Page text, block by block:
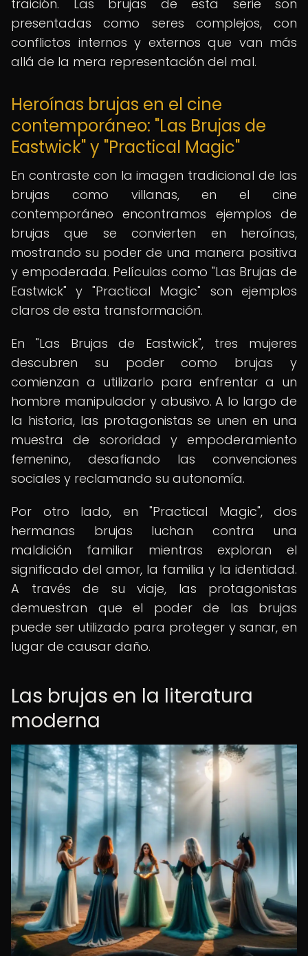
traición. Las brujas de esta serie son
presentadas como seres complejos, con
conflictos internos y externos que van más
allá de la mera representación del mal.
Heroínas brujas en el cine
contemporáneo: "Las Brujas de
Eastwick" y "Practical Magic"
En contraste con la imagen tradicional de las
brujas como villanas, en el cine
contemporáneo encontramos ejemplos de
brujas que se convierten en heroínas,
mostrando su poder de una manera positiva
y empoderada. Películas como "Las Brujas de
Eastwick" y "Practical Magic" son ejemplos
claros de esta transformación.
En "Las Brujas de Eastwick", tres mujeres
descubren su poder como brujas y
comienzan a utilizarlo para enfrentar a un
hombre manipulador y abusivo. A lo largo de
la historia, las protagonistas se unen en una
muestra de sororidad y empoderamiento
femenino, desafiando las convenciones
sociales y reclamando su autonomía.
Por otro lado, en "Practical Magic", dos
hermanas brujas luchan contra una
maldición familiar mientras exploran el
significado del amor, la familia y la identidad.
A través de su viaje, las protagonistas
demuestran que el poder de las brujas
puede ser utilizado para proteger y sanar, en
lugar de causar daño.
Las brujas en la literatura
moderna